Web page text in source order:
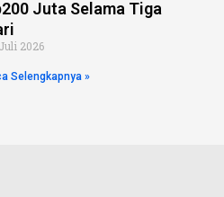
Juta Selama Tiga
2026
Selengkapnya »